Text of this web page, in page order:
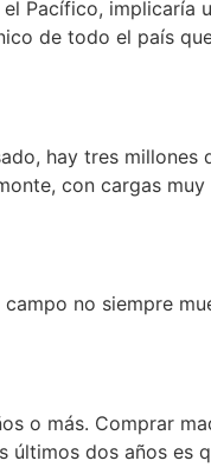
Pacífico, implicaría
de todo el país
hay tres millones
con cargas
no siempre
o más. Comprar
dos años es